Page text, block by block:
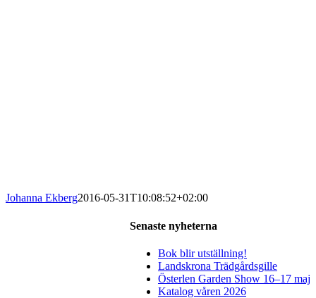
Johanna Ekberg2016-05-31T10:08:52+02:00
Senaste nyheterna
Bok blir utställning!
Landskrona Trädgårdsgille
Österlen Garden Show 16–17 maj
Katalog våren 2026